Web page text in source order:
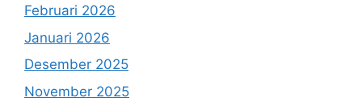
Februari 2026
Januari 2026
Desember 2025
November 2025